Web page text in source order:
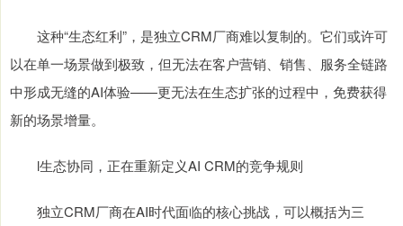
这种“生态红利”，是独立CRM厂商难以复制的。它们或许可
以在单一场景做到极致，但无法在客户营销、销售、服务全链路
中形成无缝的AI体验——更无法在生态扩张的过程中，免费获得
新的场景增量。
l生态协同，正在重新定义AI CRM的竞争规则
独立CRM厂商在AI时代面临的核心挑战，可以概括为三